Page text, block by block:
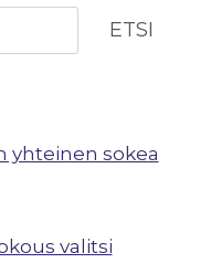
ETSI
yhteinen sokea
valitsi